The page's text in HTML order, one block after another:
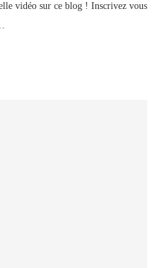
vidéo sur ce blog ! Inscrivez vous